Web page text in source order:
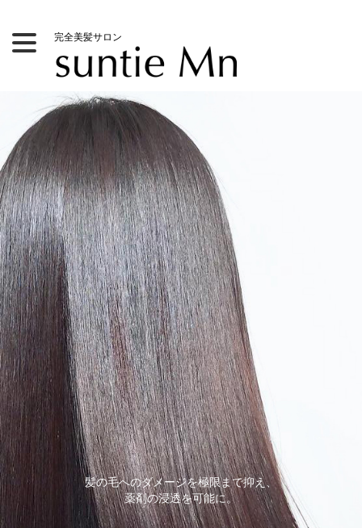
に
移
動
完全美髪サロン
Toggle
navigation
髪の毛へのダメージを極限まで抑え、
薬剤の浸透を可能に。